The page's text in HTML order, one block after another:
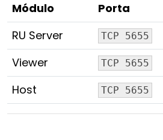
Módulo Porta
RU Server
TCP 5655
Viewer
TCP 5655
Host
TCP 5655